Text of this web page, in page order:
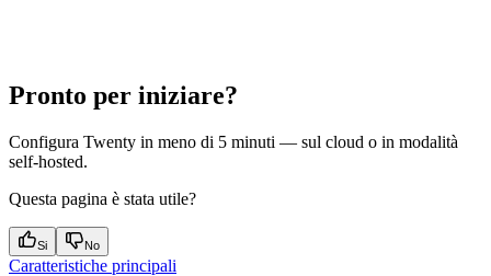
Pronto per iniziare?
Configura Twenty in meno di 5 minuti — sul cloud o in modalità
self-hosted.
Questa pagina è stata utile?
Si No
Caratteristiche principali